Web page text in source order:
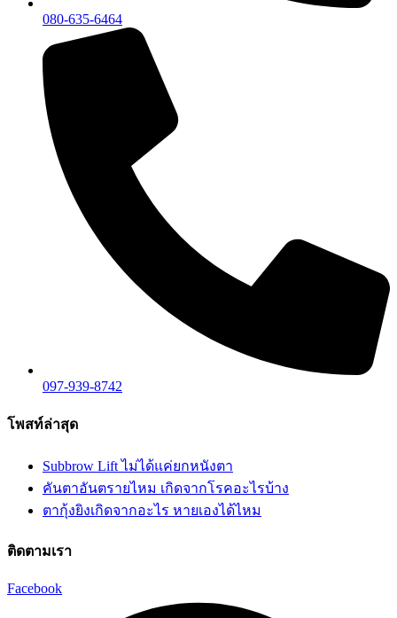
080-635-6464
097-939-8742
โพสท์ล่าสุด
Subbrow Lift ไม่ได้แค่ยกหนังตา
คันตาอันตรายไหม เกิดจากโรคอะไรบ้าง
ตากุ้งยิงเกิดจากอะไร หายเองได้ไหม
ติดตามเรา
Facebook